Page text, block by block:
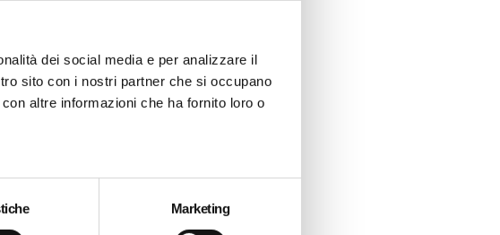
dei social media e per analizzare il
sito con i nostri partner che si occupano
altre informazioni che ha fornito loro o
Marketing